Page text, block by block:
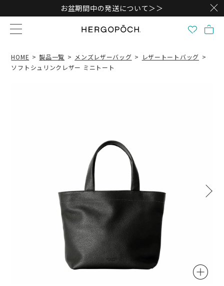
お盆期間中の発送について＞＞
HOME 製品一覧 メンズレザーバッグ
レザートートバッグ
ソフトシュリンクレザー ミニトート